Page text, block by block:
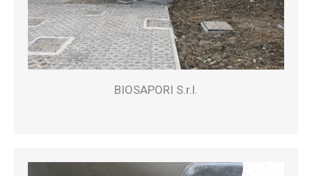
BIOSAPORI S.r.l.